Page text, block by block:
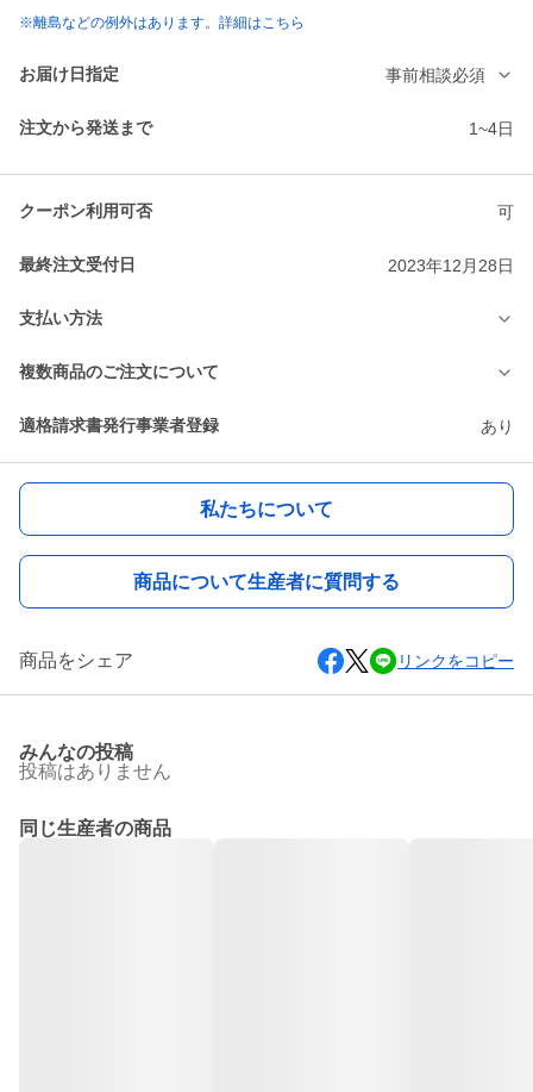
※離島などの例外はあります。詳細はこちら
お届け日指定 事前相談必須
注文から発送まで 1~4日
クーポン利用可否 可
最終注文受付日 2023年12月28日
支払い方法
複数商品のご注文について
適格請求書発行事業者登録 あり
私たちについて
商品について生産者に質問する
商品をシェア リンクをコピー
みんなの投稿
投稿はありません
同じ生産者の商品